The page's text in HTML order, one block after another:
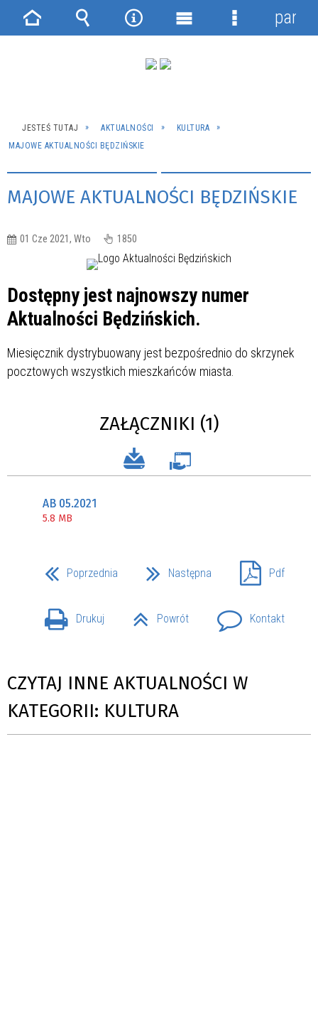
JESTEŚ TUTAJ AKTUALNOŚCI
KULTURA
MAJOWE AKTUALNOŚCI BĘDZIŃSKIE
MAJOWE AKTUALNOŚCI BĘDZIŃSKIE
01 Cze 2021, Wto 1850
Dostępny jest najnowszy numer
Aktualności Będzińskich.
Miesięcznik dystrybuowany jest bezpośrednio do skrzynek
pocztowych wszystkich mieszkańców miasta.
ZAŁĄCZNIKI (1)
AB 05.2021
5.8 MB
Poprzednia Następna Pdf
Drukuj Powrót Kontakt
CZYTAJ INNE AKTUALNOŚCI W
KATEGORII: KULTURA
Strona Wyszukiwarka
NarzędziaMenu
Menu
panel